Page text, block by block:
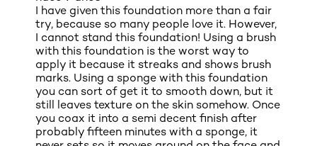
I have given this foundation more than a fair
try, because so many people love it. However,
I cannot stand this foundation! Using a brush
with this foundation is the worst way to
apply it because it streaks and shows brush
marks. Using a sponge with this foundation
you can sort of get it to smooth down, but it
still leaves texture on the skin somehow. Once
you coax it into a semi decent finish after
probably fifteen minutes with a sponge, it